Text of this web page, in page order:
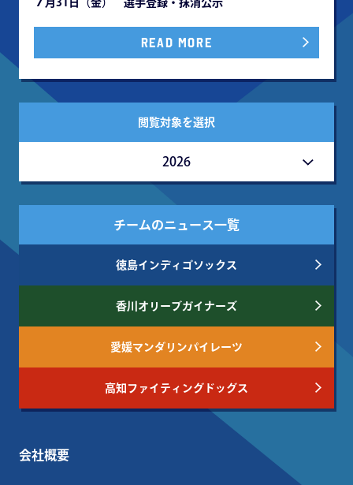
７月31日（金） 選手登録・抹消公示
READ MORE
閲覧対象を選択
2026
チームのニュース一覧
徳島インディゴソックス
香川オリーブガイナーズ
愛媛マンダリンパイレーツ
高知ファイティングドッグス
会社概要